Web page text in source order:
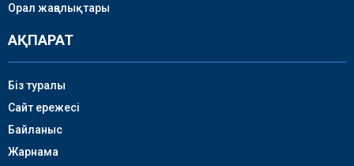
Орал жаңалықтары
АҚПАРАТ
Біз туралы
Сайт ережесі
Байланыс
Жарнама